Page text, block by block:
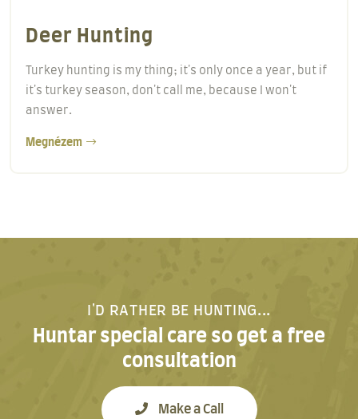
Deer Hunting
Turkey hunting is my thing; it's only once a year, but if
it's turkey season, don't call me, because I won't
answer.
Megnézem
I'D RATHER BE HUNTING...
Huntar special care so get a free
consultation
Make a Call